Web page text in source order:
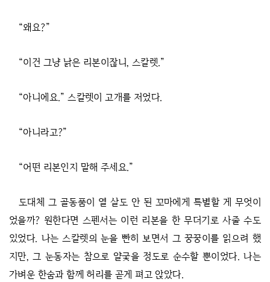
“왜요?”
“이건 그냥 낡은 리본이잖니, 스칼렛.”
“아니에요.” 스칼렛이 고개를 저었다.
“아니라고?”
“어떤 리본인지 말해 주세요.”
도대체 그 골동품이 열 살도 안 된 꼬마에게 특별할 게 무엇이
었을까? 원한다면 스펜서는 이런 리본을 한 무더기로 사줄 수도
있었다. 나는 스칼렛의 눈을 빤히 보면서 그 꿍꿍이를 읽으려 했
지만, 그 눈동자는 참으로 얄궂을 정도로 순수할 뿐이었다. 나는
가벼운 한숨과 함께 허리를 곧게 펴고 앉았다.